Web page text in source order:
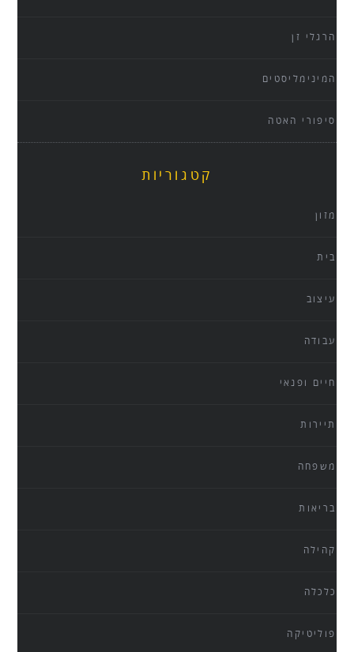
הרגלי זן
המינימליסטים
סיפורי האטה
קטגוריות
מזון
בית
עיצוב
עבודה
חיים ופנאי
תיירות
משפחה
בריאות
קהילה
כלכלה
פוליטיקה